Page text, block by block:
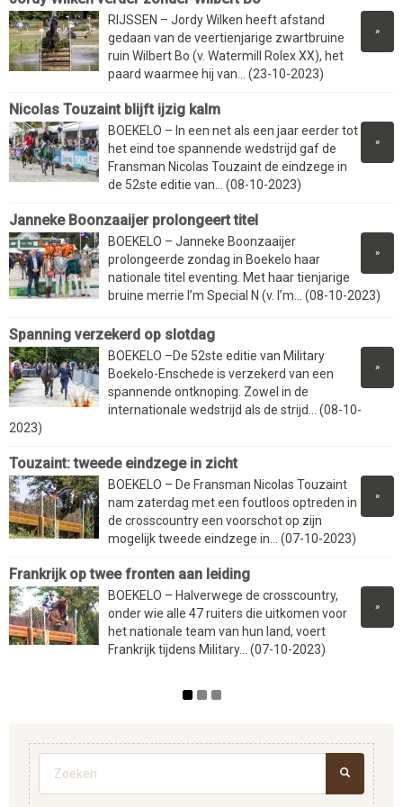
»
RIJSSEN – Jordy Wilken heeft afstand
gedaan van de veertienjarige zwartbruine
ruin Wilbert Bo (v. Watermill Rolex XX), het
paard waarmee hij van... (23-10-2023)
Nicolas Touzaint blijft ijzig kalm
»
BOEKELO – In een net als een jaar eerder tot
het eind toe spannende wedstrijd gaf de
Fransman Nicolas Touzaint de eindzege in
de 52ste editie van... (08-10-2023)
Janneke Boonzaaijer prolongeert titel
»
BOEKELO – Janneke Boonzaaijer
prolongeerde zondag in Boekelo haar
nationale titel eventing. Met haar tienjarige
bruine merrie I’m Special N (v. I’m... (08-10-2023)
Spanning verzekerd op slotdag
»
BOEKELO –De 52ste editie van Military
Boekelo-Enschede is verzekerd van een
spannende ontknoping. Zowel in de
internationale wedstrijd als de strijd... (08-10-
2023)
Touzaint: tweede eindzege in zicht
»
BOEKELO – De Fransman Nicolas Touzaint
nam zaterdag met een foutloos optreden in
de crosscountry een voorschot op zijn
mogelijk tweede eindzege in... (07-10-2023)
Frankrijk op twee fronten aan leiding
»
BOEKELO – Halverwege de crosscountry,
onder wie alle 47 ruiters die uitkomen voor
het nationale team van hun land, voert
Frankrijk tijdens Military... (07-10-2023)
Zoekveld